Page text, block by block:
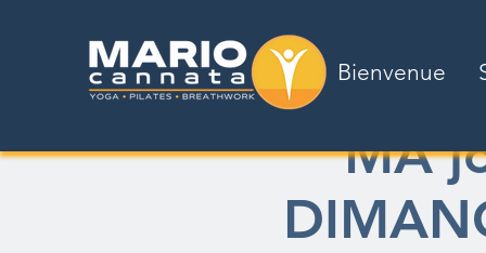
Bienvenue
MA